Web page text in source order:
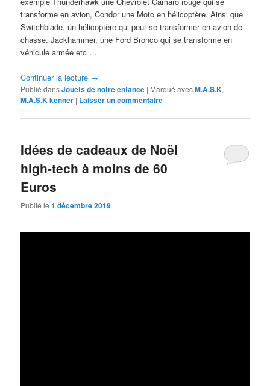
transforme en avion, Condor une Moto en hélicoptère. Ainsi que
Switchblade, un hélicoptère qui peut se transformer en avion de
chasse. Jackhammer, une Ford Bronco qui se transforme en
véhicule armée etc …
Continuer la lecture →
Publié dansJouets de notre enfance | Marqué avecM.A.S.K,
M.A.S.K kenner | Laisser un commentaire
Idées de cadeaux de Noël
high-tech à moins de 60
Euros
Publié le1 décembre 2019